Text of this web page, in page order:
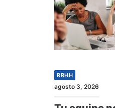
RRHH
agosto 3, 2026